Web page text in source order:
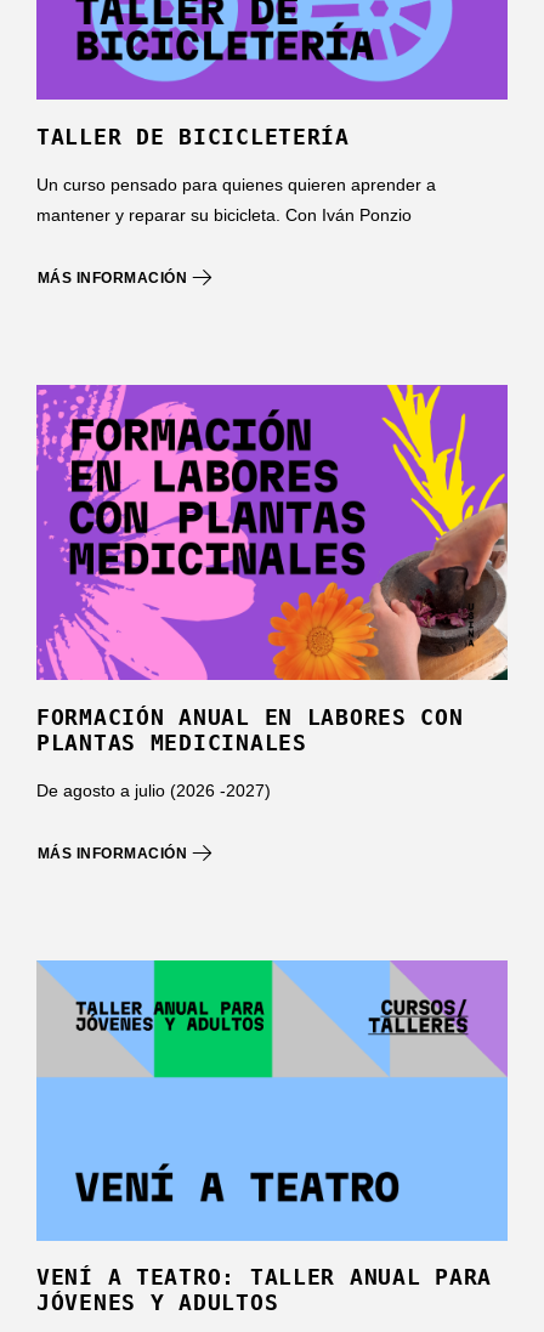
TALLER DE BICICLETERÍA
Un curso pensado para quienes quieren aprender a
mantener y reparar su bicicleta. Con Iván Ponzio
MÁS INFORMACIÓN
FORMACIÓN ANUAL EN LABORES CON
PLANTAS MEDICINALES
De agosto a julio (2026 -2027)
MÁS INFORMACIÓN
VENÍ A TEATRO: TALLER ANUAL PARA
JÓVENES Y ADULTOS